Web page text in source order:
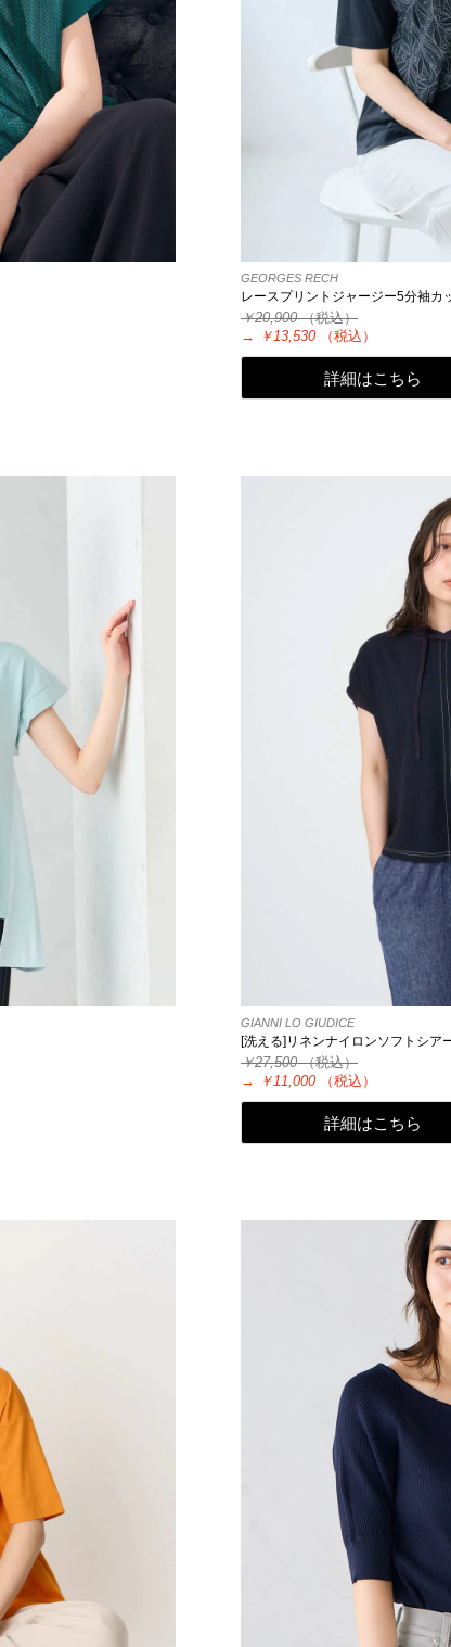
GEORGES RECH
レースプリントジャージー5分袖カ
￥20,900（税込）
→
￥13,530 （税込）
詳細はこちら
GIANNI LO GIUDICE
[洗える]リネンナイロンソフトシア
￥27,500（税込）
→
￥11,000 （税込）
詳細はこちら